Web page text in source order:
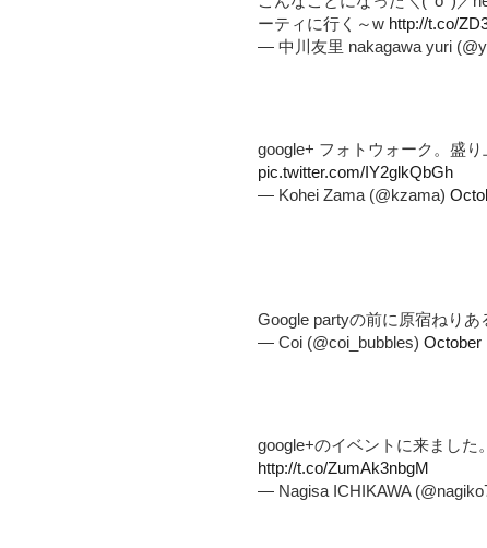
ーティに行く～w http://t.co/
— 中川友里 nakagawa yuri
google+ フォトウォーク。盛り
pic.twitter.com/IY2glkQbGh
— Kohei Zama (@kzama)
Google partyの前に原宿ねりあ
— Coi (@coi_bubbles) October
google+のイベントに来ました
http://t.co/ZumAk3nbgM
— Nagisa ICHIKAWA